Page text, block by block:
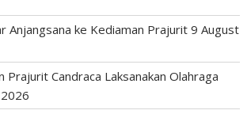
Anjangsana ke Kediaman Prajurit 9 August
Prajurit Candraca Laksanakan Olahraga